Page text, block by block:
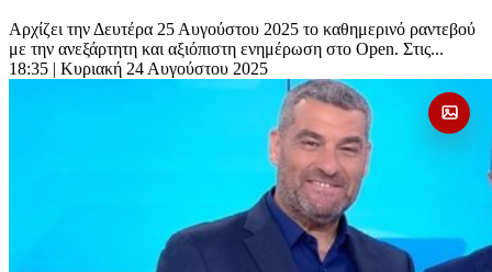
Αρχίζει την Δευτέρα 25 Αυγούστου 2025 το καθημερινό ραντεβού
με την ανεξάρτητη και αξιόπιστη ενημέρωση στο Open. Στις...
18:35 | Κυριακή 24 Αυγούστου 2025